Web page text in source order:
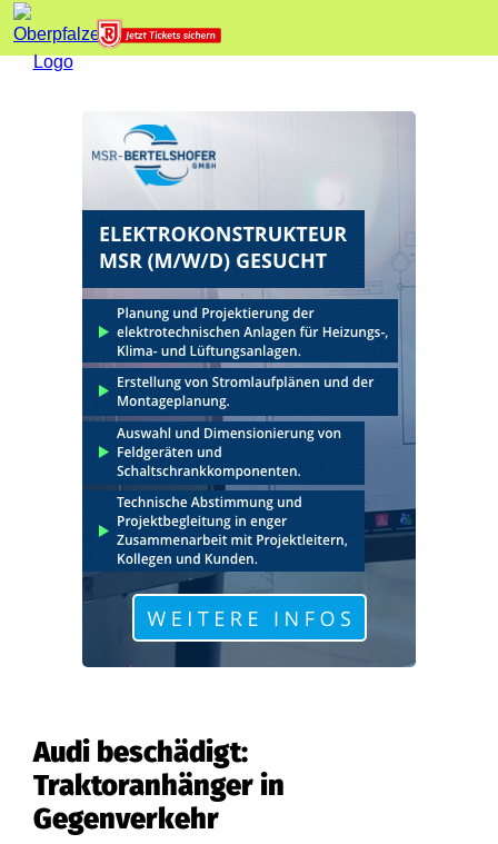
Audi beschädigt:
Traktoranhänger in
Gegenverkehr